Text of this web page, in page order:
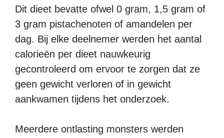
Dit dieet bevatte ofwel 0 gram, 1,5 gram of
3 gram pistachenoten of amandelen per
dag. Bij elke deelnemer werden het aantal
calorieën per dieet nauwkeurig
gecontroleerd om ervoor te zorgen dat ze
geen gewicht verloren of in gewicht
aankwamen tijdens het onderzoek.
Meerdere ontlasting monsters werden